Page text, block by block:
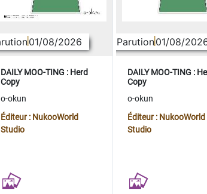
01/08/2026
DAILY MOO-TING : Herd
Copy
o-okun
Éditeur : NukooWorld
Studio
Parution01/08/
DAILY MOO-TING :
Copy
o-okun
Éditeur : NukooWorld
Studio